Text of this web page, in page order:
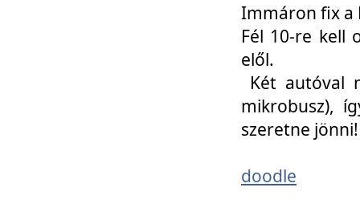
Immáron fix a
Fél 10-re kell
elől.
Két autóval
mikrobusz),
szeretne jönni!
doodle